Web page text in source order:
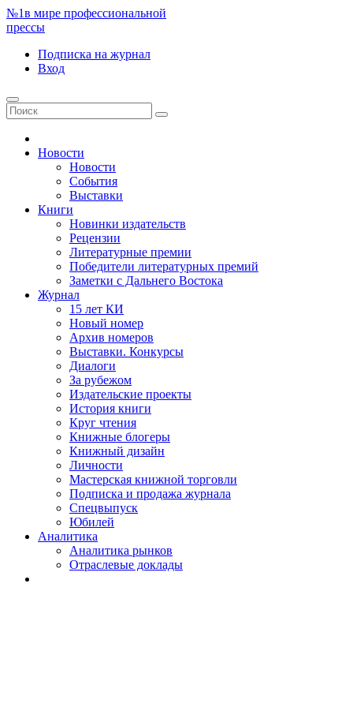
№1в мире профессиональной
прессы
Подписка на журнал
Вход
Новости
Новости
События
Выставки
Книги
Новинки издательств
Рецензии
Литературные премии
Победители литературных премий
Заметки с Дальнего Востока
Журнал
15 лет КИ
Новый номер
Архив номеров
Выставки. Конкурсы
Диалоги
За рубежом
Издательские проекты
История книги
Круг чтения
Книжные блогеры
Книжный дизайн
Личности
Мастерская книжной торговли
Подписка и продажа журнала
Спецвыпуск
Юбилей
Аналитика
Аналитика рынков
Отраслевые доклады